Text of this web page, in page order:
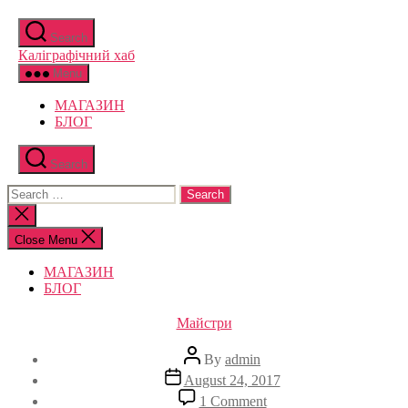
the
content
Search
Каліграфічний хаб
Menu
МАГАЗИН
БЛОГ
Search
Search
for:
Close
search
Close Menu
МАГАЗИН
БЛОГ
Categories
Майстри
Post
author
By admin
Post
date
August 24, 2017
1 Commenton